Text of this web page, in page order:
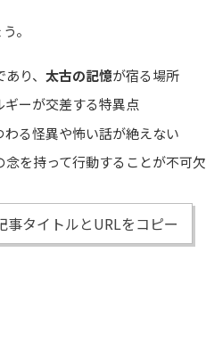
。
り、 太古の記憶が宿る場所
ーが交差する特異点
る怪異や怖い話が絶えない
を持って行動することが不可欠
事タイトルとURLをコピー